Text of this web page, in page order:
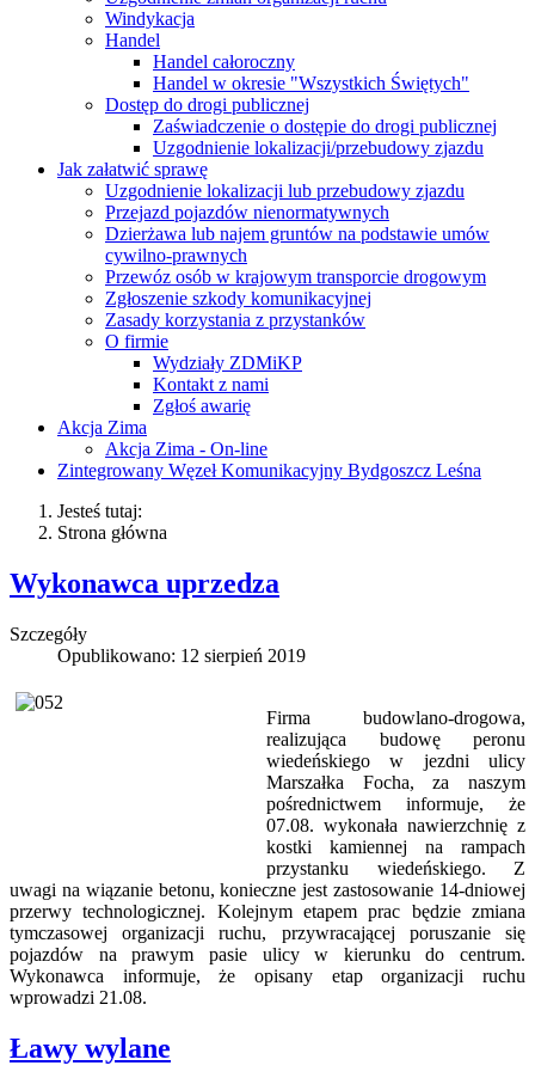
Windykacja
Handel
Handel całoroczny
Handel w okresie "Wszystkich Świętych"
Dostęp do drogi publicznej
Zaświadczenie o dostępie do drogi publicznej
Uzgodnienie lokalizacji/przebudowy zjazdu
Jak załatwić sprawę
Uzgodnienie lokalizacji lub przebudowy zjazdu
Przejazd pojazdów nienormatywnych
Dzierżawa lub najem gruntów na podstawie umów
cywilno-prawnych
Przewóz osób w krajowym transporcie drogowym
Zgłoszenie szkody komunikacyjnej
Zasady korzystania z przystanków
O firmie
Wydziały ZDMiKP
Kontakt z nami
Zgłoś awarię
Akcja Zima
Akcja Zima - On-line
Zintegrowany Węzeł Komunikacyjny Bydgoszcz Leśna
Jesteś tutaj:
Strona główna
Wykonawca uprzedza
Szczegóły
Opublikowano: 12 sierpień 2019
Firma budowlano-drogowa,
realizująca budowę peronu
wiedeńskiego w jezdni ulicy
Marszałka Focha, za naszym
pośrednictwem informuje, że
07.08. wykonała nawierzchnię z
kostki kamiennej na rampach
przystanku wiedeńskiego. Z
uwagi na wiązanie betonu, konieczne jest zastosowanie 14-dniowej
przerwy technologicznej. Kolejnym etapem prac będzie zmiana
tymczasowej organizacji ruchu, przywracającej poruszanie się
pojazdów na prawym pasie ulicy w kierunku do centrum.
Wykonawca informuje, że opisany etap organizacji ruchu
wprowadzi 21.08.
Ławy wylane